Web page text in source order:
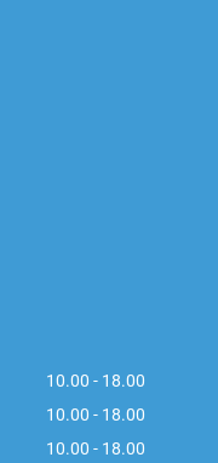
10.00 - 18.00
10.00 - 18.00
10.00 - 18.00